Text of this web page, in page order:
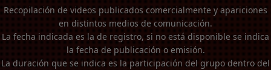
Recopilación de videos publicados comercialmente y apariciones
en distintos medios de comunicación.
La fecha indicada es la de registro, si no está disponible se indica
la fecha de publicación o emisión.
La duración que se indica es la participación del grupo dentro del